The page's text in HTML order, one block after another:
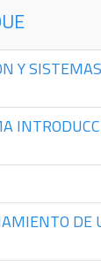
Y
DE